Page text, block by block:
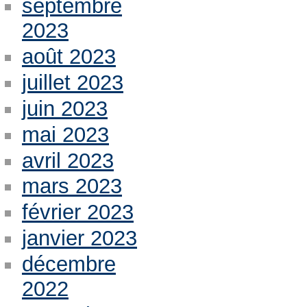
septembre
2023
août 2023
juillet 2023
juin 2023
mai 2023
avril 2023
mars 2023
février 2023
janvier 2023
décembre
2022